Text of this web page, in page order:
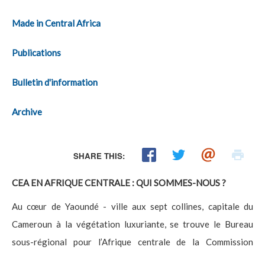
Made in Central Africa
Publications
Bulletin d'information
Archive
SHARE THIS:
CEA EN AFRIQUE CENTRALE : QUI SOMMES-NOUS ?
Au cœur de Yaoundé - ville aux sept collines, capitale du
Cameroun à la végétation luxuriante, se trouve le Bureau
sous-régional pour l’Afrique centrale de la Commission